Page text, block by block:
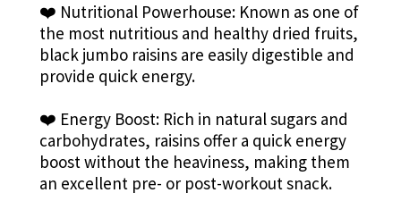
❤️ Nutritional Powerhouse: Known as one of
the most nutritious and healthy dried fruits,
black jumbo raisins are easily digestible and
provide quick energy.
❤️ Energy Boost: Rich in natural sugars and
carbohydrates, raisins offer a quick energy
boost without the heaviness, making them
an excellent pre- or post-workout snack.